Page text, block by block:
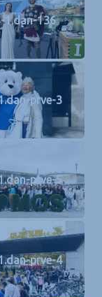
1.dan-136
prve-3
prve-5
prve-4